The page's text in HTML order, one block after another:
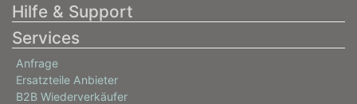
Hilfe & Support
Services
Anfrage
Ersatzteile Anbieter
B2B Wiederverkäufer